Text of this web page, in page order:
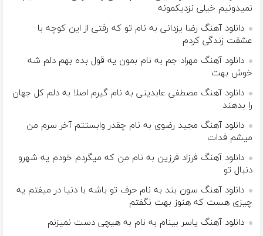
نمیدونیم خیلی نزدیکمونه
دانلود آهنگ رضا یزدانی به نام تو که رفتی از این کوچه با
عشقت زندگی کردم
دانلود آهنگ مهراد جم به نام بمون یه قول بده بهم دلم شه
خوش بهت
دانلود آهنگ مصطفی عابدینی به نام گیرم اصلا به دلم کل جهان
را بدهند
دانلود آهنگ مجید رضوی به نام چقدر وابستتم آخر سرم من
میشم فدات
دانلود آهنگ فرزاد فرزین به نام من که میگردم خودم یه شهرو
دنبال تو
دانلود آهنگ سون بند به نام حرف تو باشه با دنیا در میفتم یه
چیزی هست که هنوز بهت نگفتم
دانلود آهنگ یاسر بینام به نام به هیچی دست نمیزنم